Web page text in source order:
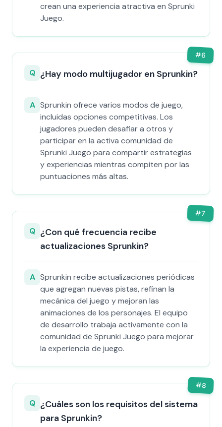
crean una experiencia atractiva en Sprunki
Juego.
#6
Q ¿Hay modo multijugador en Sprunkin?
A Sprunkin ofrece varios modos de juego,
incluidas opciones competitivas. Los
jugadores pueden desafiar a otros y
participar en la activa comunidad de
Sprunki Juego para compartir estrategias
y experiencias mientras compiten por las
puntuaciones más altas.
#7
Q ¿Con qué frecuencia recibe
actualizaciones Sprunkin?
A Sprunkin recibe actualizaciones periódicas
que agregan nuevas pistas, refinan la
mecánica del juego y mejoran las
animaciones de los personajes. El equipo
de desarrollo trabaja activamente con la
comunidad de Sprunki Juego para mejorar
la experiencia de juego.
#8
Q ¿Cuáles son los requisitos del sistema
para Sprunkin?